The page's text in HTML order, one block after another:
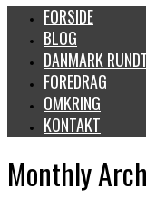
FORSIDE
BLOG
DANMARK
FOREDRAG
OMKRING
KONTAKT
Monthly